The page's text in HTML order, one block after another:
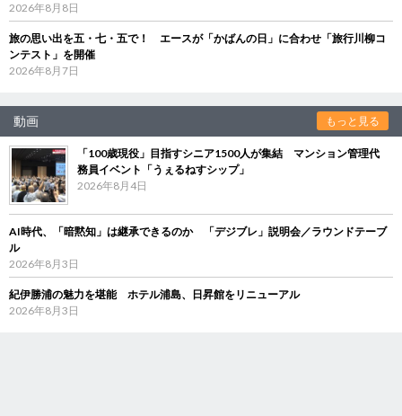
2026年8月8日
旅の思い出を五・七・五で！ エースが「かばんの日」に合わせ「旅行川柳コ
ンテスト」を開催
2026年8月7日
動画 もっと見る
「100歳現役」目指すシニア1500人が集結 マンション管理代
務員イベント「うぇるねすシップ」
2026年8月4日
AI時代、「暗黙知」は継承できるのか 「デジブレ」説明会／ラウンドテーブ
ル
2026年8月3日
紀伊勝浦の魅力を堪能 ホテル浦島、日昇館をリニューアル
2026年8月3日